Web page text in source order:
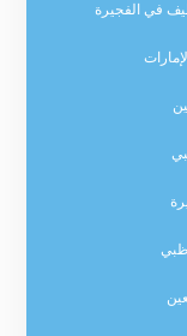
في الفجيرة